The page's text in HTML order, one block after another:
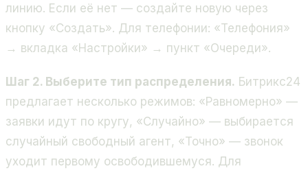
линию. Если её нет — создайте новую через
кнопку «Создать». Для телефонии: «Телефония»
→ вкладка «Настройки» → пункт «Очереди».
Шаг 2. Выберите тип распределения. Битрикс24
предлагает несколько режимов: «Равномерно» —
заявки идут по кругу, «Случайно» — выбирается
случайный свободный агент, «Точно» — звонок
уходит первому освободившемуся. Для